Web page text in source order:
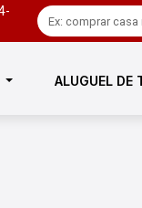
ALUGUEL DE